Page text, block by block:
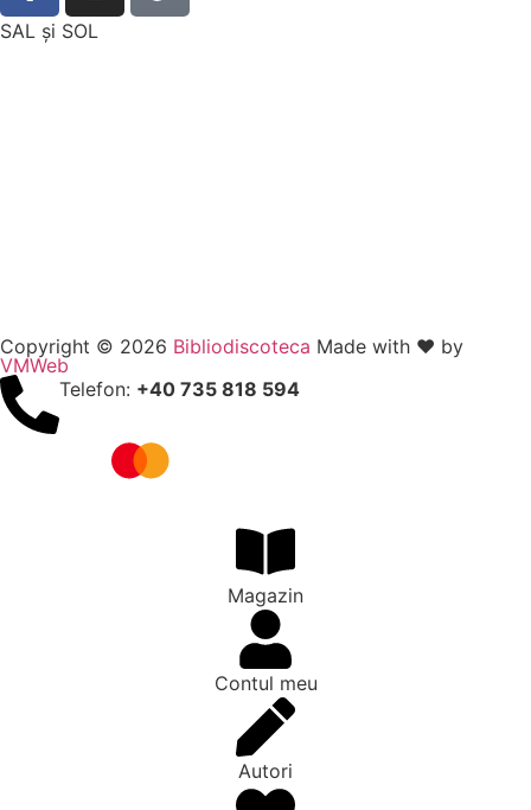
SAL şi SOL
Copyright © 2026 Bibliodiscoteca Made with ❤️ by
VMWeb
Telefon: +40 735 818 594
Magazin
Contul meu
Autori